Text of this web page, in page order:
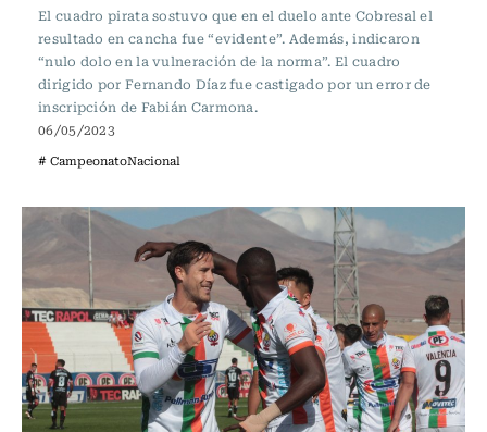
El cuadro pirata sostuvo que en el duelo ante Cobresal el
resultado en cancha fue “evidente”. Además, indicaron
“nulo dolo en la vulneración de la norma”. El cuadro
dirigido por Fernando Díaz fue castigado por un error de
inscripción de Fabián Carmona.
06/05/2023
# CampeonatoNacional